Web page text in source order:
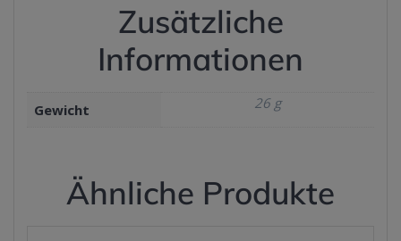
Zusätzliche
Informationen
Gewicht 26 g
Ähnliche Produkte